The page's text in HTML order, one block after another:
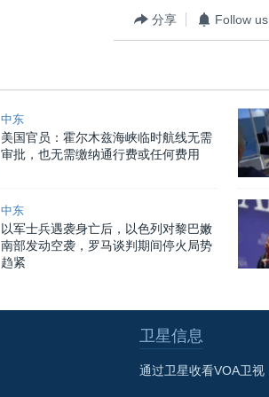
分享 Follow us
中东
美国官员：霍尔木兹海峡临时航线无需
审批，也无需缴纳通行费或任何费用
中东
以军士兵遇袭身亡后，以色列对黎巴嫩
南部发动空袭，罗马谈判期间停火局势
趋紧
卫星信息
通过卫星收看VOA卫视